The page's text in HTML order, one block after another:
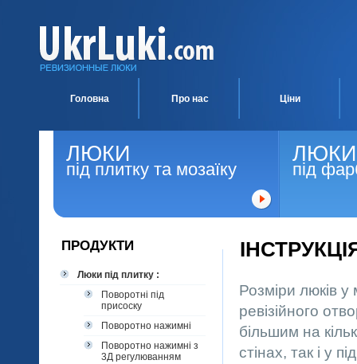
Головна Про нас Ціни
ЛЮКИ
під плитку та мозаїку
ЛЮКИ
під
ПРОДУКТИ
Люки під плитку :
Поворотні під
присоску
Поворотно нажимні
Поворотно нажимні з
3Д регулюванням
Розміри люків у
ревізійного
більшим на
стінах, так і у